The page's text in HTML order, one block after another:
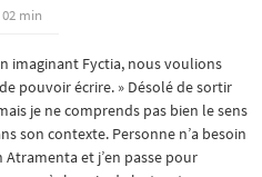
min
imaginant Fyctia, nous voulions
pouvoir écrire. » Désolé de sortir
je ne comprends pas bien le sens
son contexte. Personne n’a besoin
Atramenta et j’en passe pour